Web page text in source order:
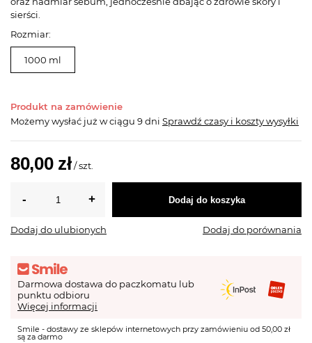
sierści.
Rozmiar:
1000 ml
Produkt na zamówienie
Możemy wysłać już w ciągu 9 dni Sprawdź czasy i koszty wysyłki
80,00 zł /szt.
Dodaj do koszyka
Dodaj do ulubionych Dodaj do porównania
Darmowa dostawa do paczkomatu lub
punktu odbioru
Więcej informacji
Smile - dostawy ze sklepów internetowych przy zamówieniu od 50,00 zł
są za darmo